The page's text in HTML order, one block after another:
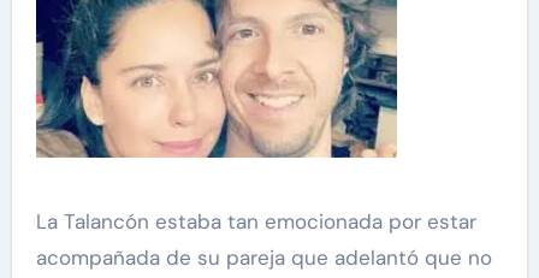
La Talancón estaba tan emocionada por estar
acompañada de su pareja que adelantó que no